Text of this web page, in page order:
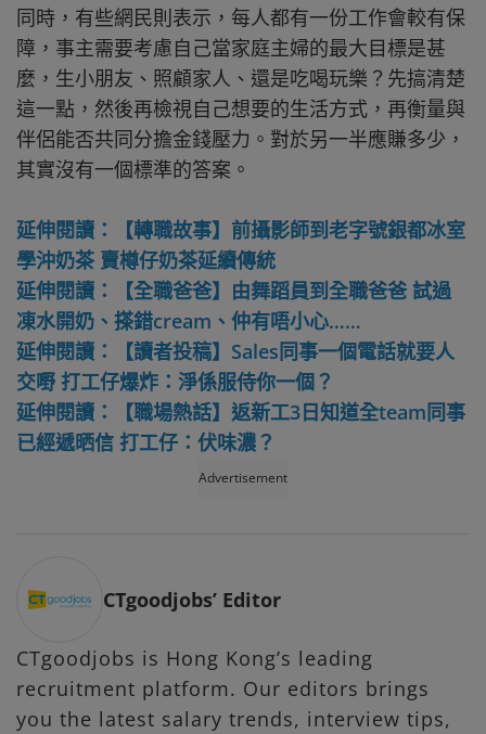
同時，有些網民則表示，每人都有一份工作會較有保
障，事主需要考慮自己當家庭主婦的最大目標是甚
麼，生小朋友、照顧家人、還是吃喝玩樂？先搞清楚
這一點，然後再檢視自己想要的生活方式，再衡量與
伴侶能否共同分擔金錢壓力。對於另一半應賺多少，
其實沒有一個標準的答案。
延伸閱讀：【轉職故事】前攝影師到老字號銀都冰室
學沖奶茶 賣樽仔奶茶延續傳統
延伸閱讀：【全職爸爸】由舞蹈員到全職爸爸 試過
凍水開奶、搽錯cream、仲有唔小心……
延伸閱讀：【讀者投稿】Sales同事一個電話就要人
交嘢 打工仔爆炸：淨係服侍你一個？
延伸閱讀：【職場熱話】返新工3日知道全team同事
已經遞晒信 打工仔：伏味濃？
Advertisement
CTgoodjobs’ Editor
CTgoodjobs is Hong Kong’s leading
recruitment platform. Our editors brings
you the latest salary trends, interview tips,